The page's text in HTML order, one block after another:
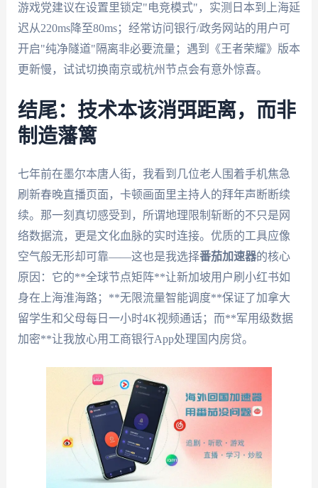
游戏党建议在设置里锁定"电竞模式"，实测日本到上海延
迟从220ms降至80ms；经常访问银行/政务网站的用户可
开启"纯净隧道"隔离非必要流量；遇到《王者荣耀》版本
更新慢，试试切换南京或杭州节点会有意外惊喜。
结尾：技术本该消弭距离，而非
制造藩篱
七年前在墨尔本唐人街，我看到几位老人围着手机焦急
刷新春晚直播页面，卡顿画面里主持人的拜年声断断续
续。那一刻真切感受到，所谓地理限制斩断的不只是网
络数据流，更是文化血脉的实时连接。优质的工具应像
空气般无形却可靠——这也是我选择番茄加速器的核心
原因：它的**全球节点矩阵**让新加坡用户刷小红书如
身在上海淮海路；**无限流量智能调度**保证了加拿大
留学生和父母每日一小时4K视频通话；而**军用级数据
加密**让我放心用工商银行App处理国内房贷。